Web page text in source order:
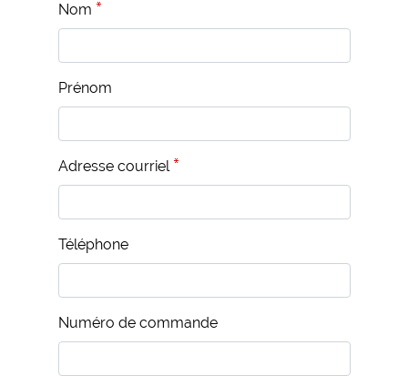
Nom
Prénom
Adresse courriel
Téléphone
Numéro de commande